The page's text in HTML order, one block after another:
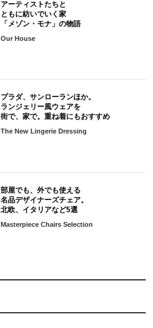
アーティストたちと
ともに紡いでいく家
「メゾン・モナ」の物語
Our House
プラダ、サンローランほか。
ランジェリー風ウェアを
街で、家で。重ね着にもおすすめ
The New Lingerie Dressing
部屋でも、外でも使える
名品デザイナーズチェア。
北欧、イタリアなど5選
Masterpiece Chairs Selection